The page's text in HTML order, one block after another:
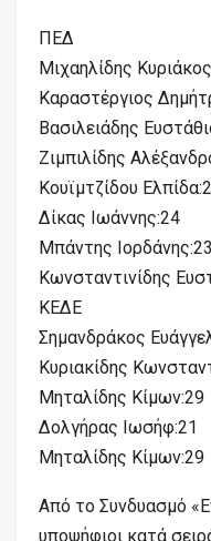
ΠΕΔ
Μιχαηλίδης
Καραστέργιος
Βασιλειάδης
Ζιμπιλίδης
Κουϊμτζίδου
Δίκας Ιωάννης:24
Μπάντης Ιορδάνης:23
Κωνσταντινίδης
ΚΕΔΕ
Σημανδράκος
Κυριακίδης
Μηταλίδης Κίμων:29
Δολγήρας Ιωσήφ:21
Μηταλίδης Κίμων:29
Από το Συνδυασμό
υποψήφιοι κατά